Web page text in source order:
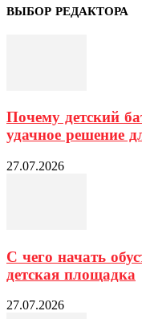
ВЫБОР РЕДАКТОРА
Почему детский
удачное решение
27.07.2026
С чего начать
детская площадка
27.07.2026